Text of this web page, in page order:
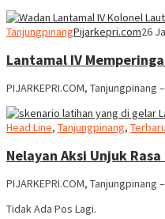
TanjungpinangPijarkepri.com26
Lantamal IV
PIJARKEPRI.COM,
Head Line, Tanjungpinang, Terbaru
Nelayan Aksi Unjuk
PIJARKEPRI.COM,
Tidak Ada Pos Lagi.